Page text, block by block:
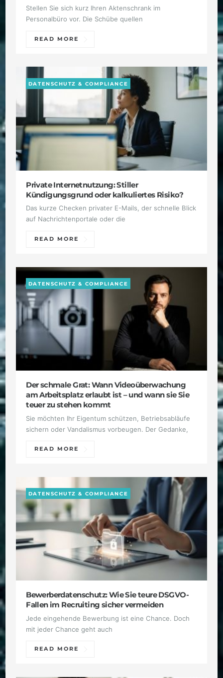
Stellen Sie sich kurz Ihren Aktenschrank im
Personalbüro vor. Die Schübe quellen
READ MORE
Private Internetnutzung: Stiller
Kündigungsgrund oder kalkuliertes Risiko?
DATENSCHUTZ & COMPLIANCE
Das kurze Checken privater E-Mails, der schnelle Blick
auf Nachrichtenportale oder die
READ MORE
Der schmale Grat: Wann Videoüberwachung
am Arbeitsplatz erlaubt ist – und wann sie Sie
teuer zu stehen kommt
DATENSCHUTZ & COMPLIANCE
Sie möchten Ihr Eigentum schützen, Betriebsabläufe
sichern oder Vandalismus vorbeugen. Der Gedanke,
READ MORE
Bewerberdatenschutz: Wie Sie teure DSGVO-
Fallen im Recruiting sicher vermeiden
DATENSCHUTZ & COMPLIANCE
Jede eingehende Bewerbung ist eine Chance. Doch
mit jeder Chance geht auch
READ MORE